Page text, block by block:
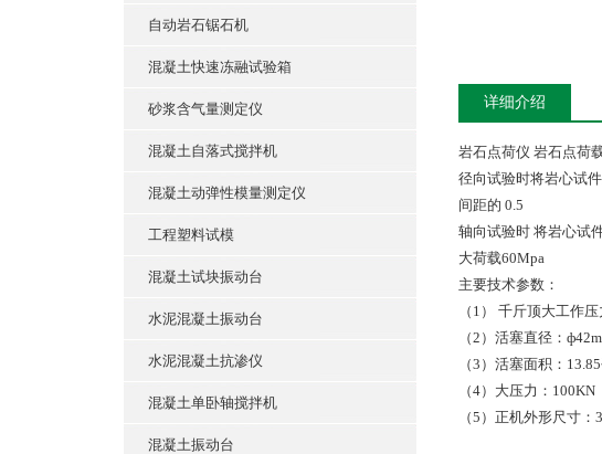
自动岩石锯石机
混凝土快速冻融试验箱
砂浆含气量测定仪
混凝土自落式搅拌机
混凝土动弹性模量测定仪
工程塑料试模
混凝土试块振动台
水泥混凝土振动台
水泥混凝土抗渗仪
混凝土单卧轴搅拌机
混凝土振动台
详细介绍
岩石点荷仪 岩石点荷
径向试验时将岩心试
间距的 0.5
轴向试验时 将岩心试
大荷载60Mpa
主要技术参数：
（1） 千斤顶大工作
（2）活塞直径：
（3）活塞面积：
（4）大压力：100KN
（5）正机外形尺寸：